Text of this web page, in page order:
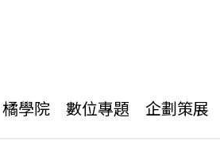
橘學院 數位專題 企劃策展